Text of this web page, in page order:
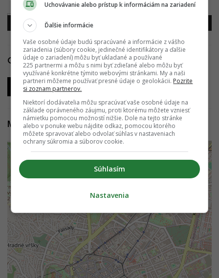
Odkazy
Oficiálna webstránka
Mapa projektu
−
Uchovávanie alebo prístup k informáciám na zariadení
Ďalšie informácie
Vaše osobné údaje budú spracúvané a informácie z vášho
zariadenia (súbory cookie, jedinečné identifikátory a ďalšie
údaje o zariadení) môžu byť ukladané a používané
225 partnermi a môžu s nimi byť zdieľané alebo môžu byť
využívané konkrétne týmito webovými stránkami. My a naši
partneri môžeme používať presné údaje o geolokácii. Pozrite
si zoznam partnerov.
Niektorí dodávatelia môžu spracúvať vaše osobné údaje na
základe oprávneného záujmu, proti ktorému môžete vzniesť
námietku pomocou možností nižšie. Dole na tejto stránke
alebo v ponuke webu nájdite odkaz, pomocou ktorého
môžete spravovať alebo odvolať súhlas v nastaveniach
ochrany súkromia a súborov cookie.
Súhlasím
Nastavenia